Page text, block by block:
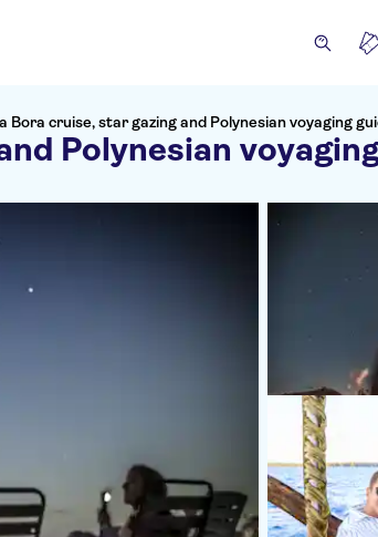
Bora cruise, star gazing and Polynesian voyaging
Polynesian